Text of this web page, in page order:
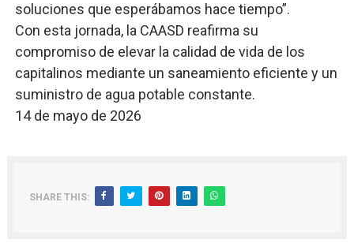
soluciones que esperábamos hace tiempo”.
​Con esta jornada, la CAASD reafirma su
compromiso de elevar la calidad de vida de los
capitalinos mediante un saneamiento eficiente y un
suministro de agua potable constante.
14 de mayo de 2026
SHARE THIS: